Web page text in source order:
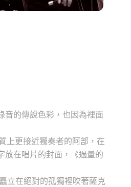
音的傳說色彩，也因為裡面
上更接近獨奏者的阿部，在
放在唱片的封面，《過量的
立在絕對的孤獨裡吹著薩克